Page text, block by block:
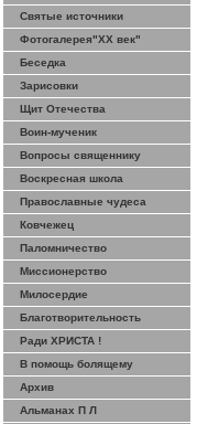
Святые источники
Фотогалерея"ХХ век"
Беседка
Зарисовки
Щит Отечества
Воин-мученик
Вопросы священнику
Воскресная школа
Православные чудеса
Ковчежец
Паломничество
Миссионерство
Милосердие
Благотворительность
Ради ХРИСТА !
В помощь болящему
Архив
Альманах П Л